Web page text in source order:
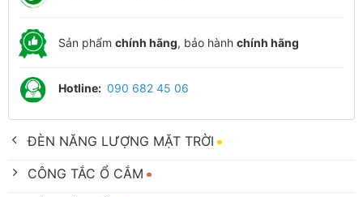
Sản phẩm chính hãng, bảo hành chính hãng
Hotline: 090 682 45 06
ĐÈN NĂNG LƯỢNG MẶT TRỜI
CÔNG TẮC Ổ CẮM